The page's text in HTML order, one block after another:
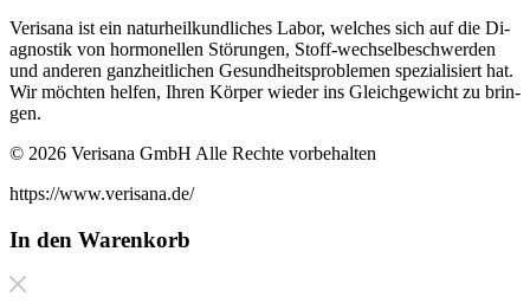
Verisana ist ein naturheilkundliches La­bor, welches sich auf die Di­
ag­nos­tik von hor­monellen Störun­gen, Stof­f-wech­selbeschw­er­den
und an­deren ganzheitlichen Gesund­heit­sprob­le­men spezial­isiert hat.
Wir möchten helfen, Ihren Kör­per wieder ins Gle­ichgewicht zu brin­
gen.
© 2026 Verisana GmbH Alle Rechte vorbehalten
https://www.verisana.de/
In den Warenkorb